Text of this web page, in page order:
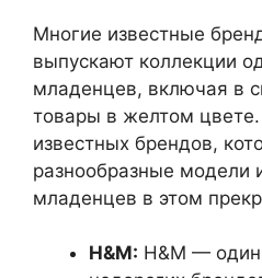
Многие известные
выпускают коллекции
младенцев, включая в
товары в желтом цвете.
известных брендов,
разнообразные модели
младенцев в этом
H&M: H&M —